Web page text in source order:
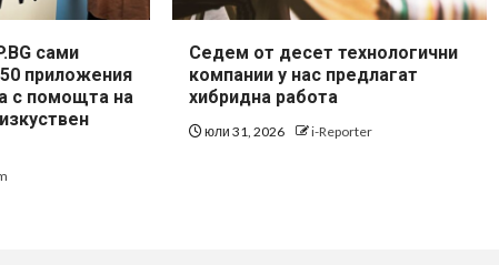
сами
приложения
с помощта на
Седем от десет технологични
компании у нас предлагат
хибридна работа
юли 31, 2026 i-Reporter